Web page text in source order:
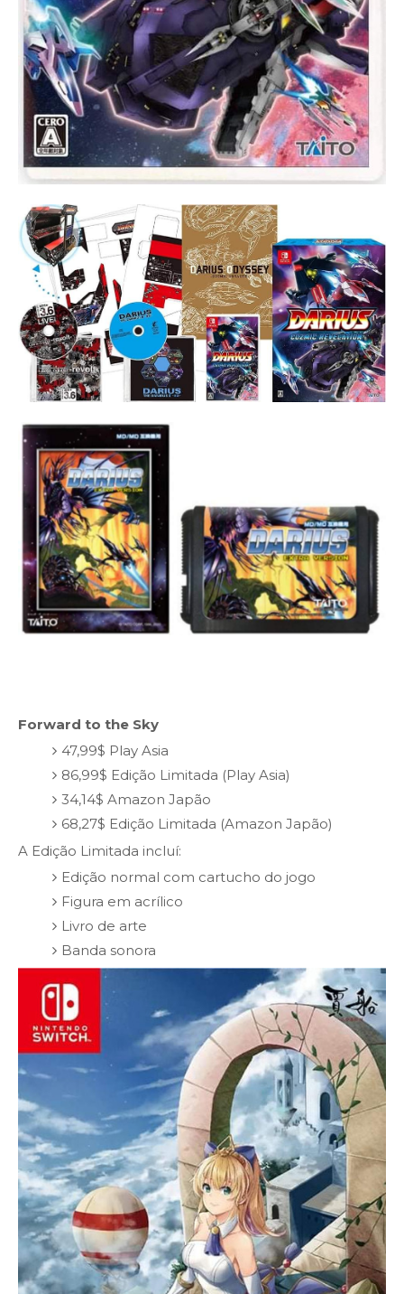
Forward to the Sky
47,99$ Play Asia
86,99$ Edição Limitada (Play Asia)
34,14$ Amazon Japão
68,27$ Edição Limitada (Amazon Japão)
A Edição Limitada incluí:
Edição normal com cartucho do jogo
Figura em acrílico
Livro de arte
Banda sonora